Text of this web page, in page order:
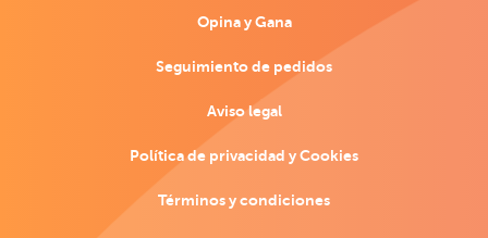
Opina y Gana
Seguimiento de pedidos
Aviso legal
Política de privacidad y Cookies
Términos y condiciones